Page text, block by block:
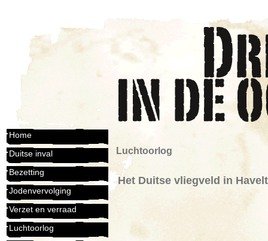
Home
Duitse inval
Bezetting
Jodenvervolging
Verzet en verraad
Luchtoorlog
Luchtoorlog
Het Duitse vliegveld in